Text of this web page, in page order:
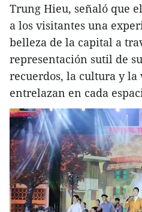
Trung Hieu, señaló que
a los visitantes una
belleza de la capital a
representación sutil de
recuerdos, la cultura y la
entrelazan en cada